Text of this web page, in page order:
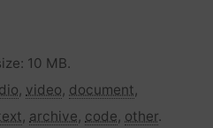
10 MB.
, video, document,
, archive, code, other.